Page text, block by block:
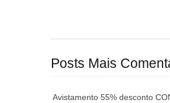
Posts Mais
Avistamento 55% desconto